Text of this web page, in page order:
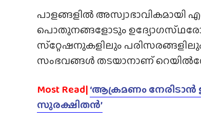
പാളങ്ങളിൽ അസ്വാഭാവികമായി
പൊതുനങ്ങളോടും ഉദ്യോഗസ്‌ഥരോടും
സ്‌റ്റേഷനുകളിലും
സംഭവങ്ങൾ തടയാനാണ്
Most Read|‘ആക്രമണം നേരിടാൻ
സുരക്ഷിതൻ’